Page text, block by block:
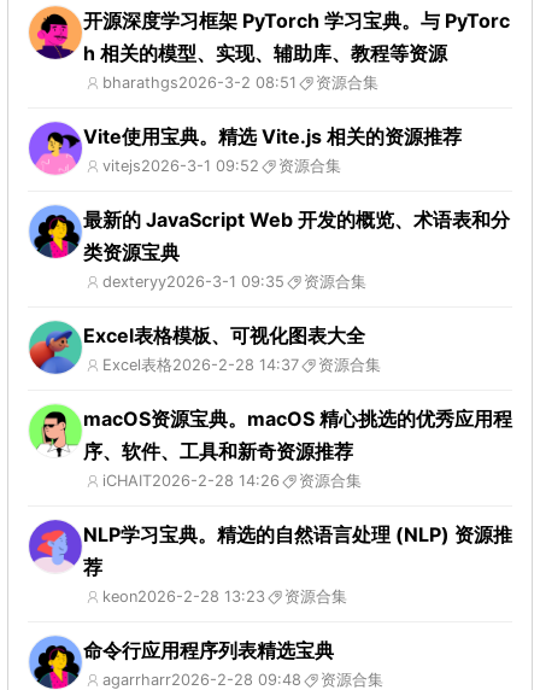
开源深度学习框架 PyTorch 学习宝典。与 PyTorc
h 相关的模型、实现、辅助库、教程等资源
bharathgs2026-3-2 08:51 资源合集
Vite使用宝典。精选 Vite.js 相关的资源推荐
vitejs2026-3-1 09:52 资源合集
最新的 JavaScript Web 开发的概览、术语表和分
类资源宝典
dexteryy2026-3-1 09:35 资源合集
Excel表格模板、可视化图表大全
Excel表格2026-2-28 14:37 资源合集
macOS资源宝典。macOS 精心挑选的优秀应用程
序、软件、工具和新奇资源推荐
iCHAIT2026-2-28 14:26 资源合集
NLP学习宝典。精选的自然语言处理 (NLP) 资源推
荐
keon2026-2-28 13:23 资源合集
命令行应用程序列表精选宝典
agarrharr2026-2-28 09:48 资源合集